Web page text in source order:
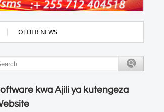
OTHER NEWS
kwa Ajili ya kutengeza